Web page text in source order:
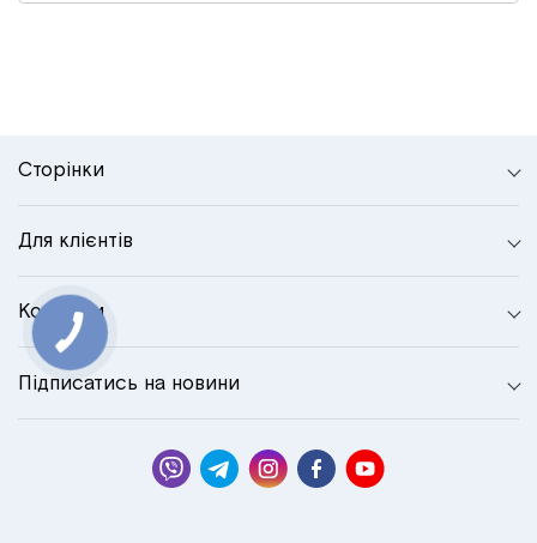
Сторінки
Для клієнтів
Контакти
Підписатись на новини